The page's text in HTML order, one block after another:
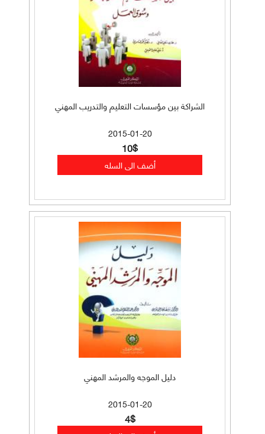
الشراكة بين مؤسسات التعليم والتدريب المهني
2015-01-20
10$
دليل الموجه والمرشد المهني
2015-01-20
4$